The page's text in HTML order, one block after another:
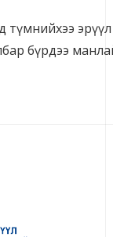
түмнийхээ
бүрдээ